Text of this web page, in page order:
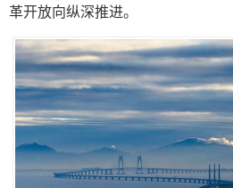
革开放向纵深推进。